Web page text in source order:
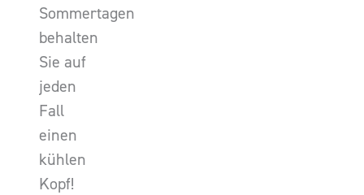
Sommertagen
behalten
Sie auf
jeden
Fall
einen
kühlen
Kopf!